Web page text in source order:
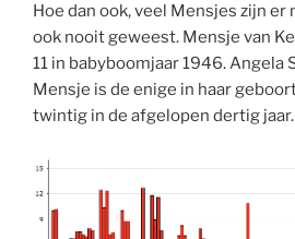
Hoe dan ook, veel Mensjes zijn er
ook nooit geweest. Mensje van
11 in babyboomjaar 1946. Angela
Mensje is de enige in haar
twintig in de afgelopen dertig jaar.